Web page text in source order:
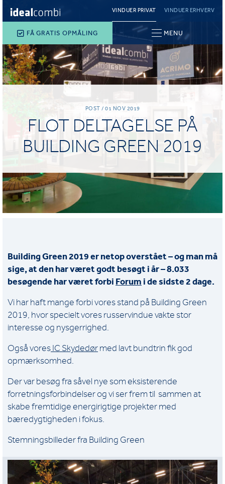
VINDUER PRIVAT VINDUER ERHVERV
FÅ GRATIS OPMÅLING MENU
POST / 01 NOV 2019
FLOT DELTAGELSE PÅ
BUILDING GREEN 2019
Building Green 2019 er netop overstået – og man må
sige, at den har været godt besøgt i år – 8.033
besøgende har været forbi Forum i de sidste 2 dage.
Vi har haft mange forbi vores stand på Building Green
2019, hvor specielt vores russervindue vakte stor
interesse og nysgerrighed.
Også vores IC Skydedør med lavt bundtrin fik god
opmærksomhed.
Der var besøg fra såvel nye som eksisterende
forretningsforbindelser og vi ser frem til sammen at
skabe fremtidige energirigtige projekter med
bæredygtigheden i fokus.
Stemningsbilleder fra Building Green